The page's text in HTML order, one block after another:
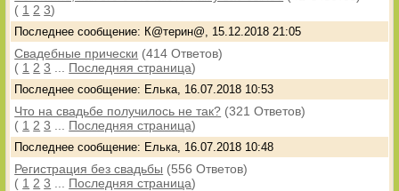
( 1 2 3)
Последнее сообщение: К@терин@, 15.12.2018 21:05
Свадебные прически (414 Ответов)
( 1 2 3 Последняя страница)
Последнее сообщение: Елька, 16.07.2018 10:53
Что на свадьбе получилось не так? (321 Ответов)
( 1 2 3 Последняя страница)
Последнее сообщение: Елька, 16.07.2018 10:48
Регистрация без свадьбы (556 Ответов)
( 1 2 3 Последняя страница)